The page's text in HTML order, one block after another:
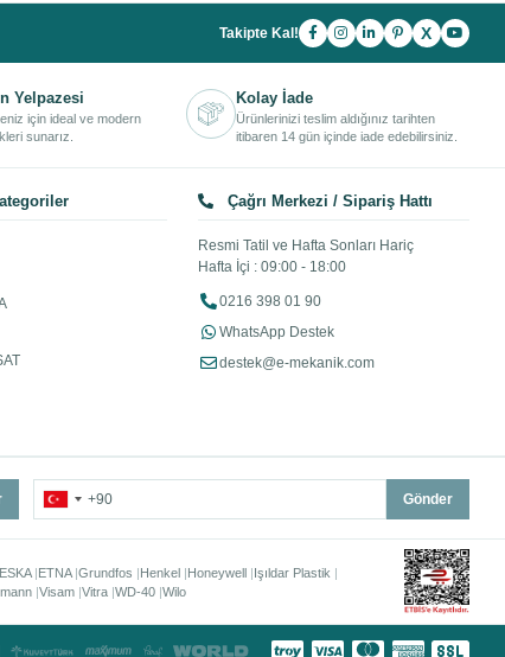
Takipte Kal! X
Yelpazesi
için ideal ve modern
sunarız.
Kolay İade
Ürünlerinizi teslim aldığınız tarihten
itibaren 14 gün içinde iade edebilirsiniz.
Çağrı Merkezi / Sipariş Hattı
Resmi Tatil ve Hafta Sonları Hariç
Hafta İçi : 09:00 - 18:00
0216 398 01 90
WhatsApp Destek
destek@e-mekanik.com
Gönder
ESKA ETNA Grundfos Henkel Honeywell Işıldar Plastik
Visam Vitra WD-40 Wilo